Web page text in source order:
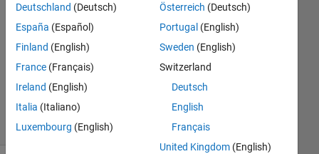
accettata
Aggiornato
2 Ago
20
Visualizzazioni
(30 giorni)
Deutschland (Deutsch)
España (Español)
Finland (English)
France (Français)
Ireland (English)
Italia (Italiano)
Luxembourg (English)
Österreich (Deutsch)
Portugal (English)
Sweden (English)
Switzerland
Deutsch
English
Français
United Kingdom(English)